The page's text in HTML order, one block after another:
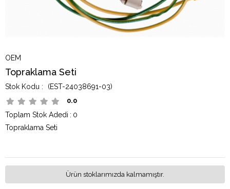
OEM
Topraklama Seti
(EST-24038691-03)
0.0
Toplam Stok Adedi : 0
Topraklama Seti
Ürün stoklarımızda kalmamıştır.